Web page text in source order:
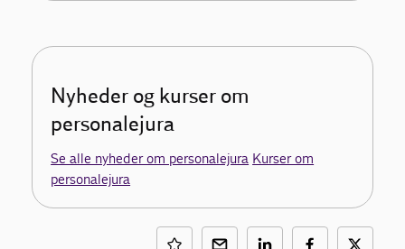
Nyheder og kurser om
personalejura
Se alle nyheder om personalejura Kurser om
personalejura